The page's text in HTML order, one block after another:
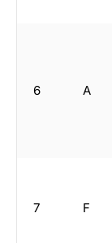
6 A
7 F